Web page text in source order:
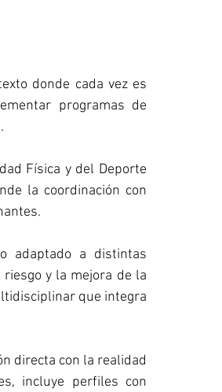
donde cada vez es
programas de
Física y del Deporte
la coordinación con
adaptado a distintas
y la mejora de la
que integra
directa con la realidad
incluye perfiles con